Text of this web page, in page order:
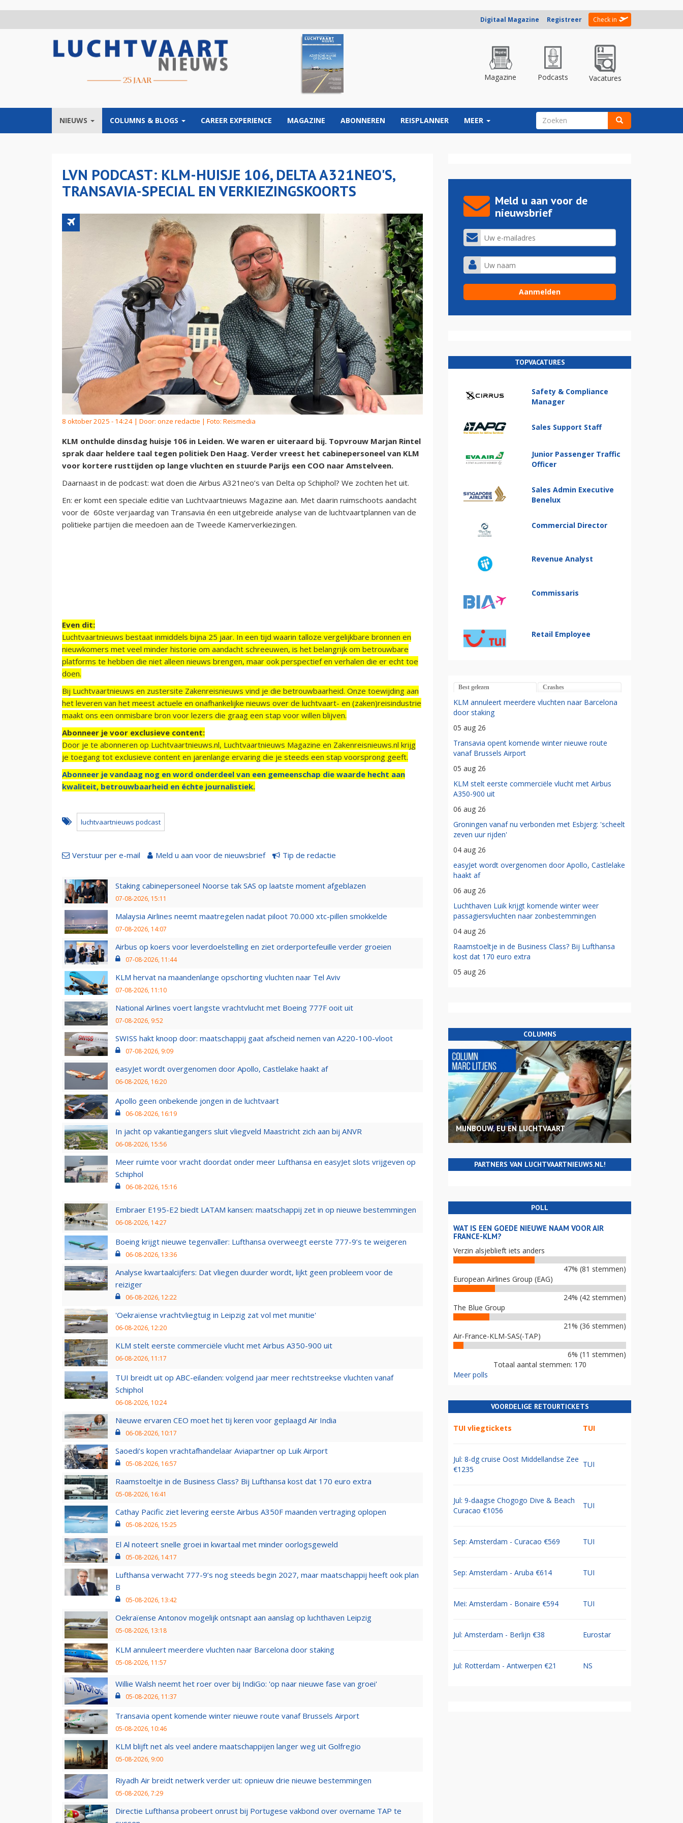
Digitaal Magazine Registreer Check in
Magazine Podcasts Vacatures
NIEUWS COLUMNS & BLOGS CAREER EXPERIENCE MAGAZINE ABONNEREN REISPLANNER MEER ZOEKVELD
LVN PODCAST: KLM-HUISJE 106, DELTA A321NEO'S,
TRANSAVIA-SPECIAL EN VERKIEZINGSKOORTS
8 oktober 2025 - 14:24 | Door: onze redactie | Foto: Reismedia
KLM onthulde dinsdag huisje 106 in Leiden. We waren er uiteraard bij. Topvrouw Marjan Rintel
sprak daar heldere taal tegen politiek Den Haag. Verder vreest het cabinepersoneel van KLM
voor kortere rusttijden op lange vluchten en stuurde Parijs een COO naar Amstelveen.
Daarnaast in de podcast: wat doen die Airbus A321neo’s van Delta op Schiphol? We zochten het uit.
En: er komt een speciale editie van Luchtvaartnieuws Magazine aan. Met daarin ruimschoots aandacht
voor de 60ste verjaardag van Transavia én een uitgebreide analyse van de luchtvaartplannen van de
politieke partijen die meedoen aan de Tweede Kamerverkiezingen.
Even dit:
Luchtvaartnieuws bestaat inmiddels bijna 25 jaar. In een tijd waarin talloze vergelijkbare bronnen en
nieuwkomers met veel minder historie om aandacht schreeuwen, is het belangrijk om betrouwbare
platforms te hebben die niet alleen nieuws brengen, maar ook perspectief en verhalen die er echt toe
doen.
Bij Luchtvaartnieuws en zustersite Zakenreisnieuws vind je die betrouwbaarheid. Onze toewijding aan
het leveren van het meest actuele en onafhankelijke nieuws over de luchtvaart- en (zaken)reisindustrie
maakt ons een onmisbare bron voor lezers die graag een stap voor willen blijven.
Abonneer je voor exclusieve content:
Door je te abonneren op Luchtvaartnieuws.nl, Luchtvaartnieuws Magazine en Zakenreisnieuws.nl krijg
je toegang tot exclusieve content en jarenlange ervaring die je steeds een stap voorsprong geeft.
Abonneer je vandaag nog en word onderdeel van een gemeenschap die waarde hecht aan
kwaliteit, betrouwbaarheid en échte journalistiek.
luchtvaartnieuws podcast
Verstuur per e-mail Meld u aan voor de nieuwsbrief Tip de redactie
Staking cabinepersoneel Noorse tak SAS op laatste moment afgeblazen
07-08-2026, 15:11
Malaysia Airlines neemt maatregelen nadat piloot 70.000 xtc-pillen smokkelde
07-08-2026, 14:07
Airbus op koers voor leverdoelstelling en ziet orderportefeuille verder groeien
07-08-2026, 11:44
KLM hervat na maandenlange opschorting vluchten naar Tel Aviv
07-08-2026, 11:10
National Airlines voert langste vrachtvlucht met Boeing 777F ooit uit
07-08-2026, 9:52
SWISS hakt knoop door: maatschappij gaat afscheid nemen van A220-100-vloot
07-08-2026, 9:09
easyJet wordt overgenomen door Apollo, Castlelake haakt af
06-08-2026, 16:20
Apollo geen onbekende jongen in de luchtvaart
06-08-2026, 16:19
In jacht op vakantiegangers sluit vliegveld Maastricht zich aan bij ANVR
06-08-2026, 15:56
Meer ruimte voor vracht doordat onder meer Lufthansa en easyJet slots vrijgeven op
Schiphol
06-08-2026, 15:16
Embraer E195-E2 biedt LATAM kansen: maatschappij zet in op nieuwe bestemmingen
06-08-2026, 14:27
Boeing krijgt nieuwe tegenvaller: Lufthansa overweegt eerste 777-9’s te weigeren
06-08-2026, 13:36
Analyse kwartaalcijfers: Dat vliegen duurder wordt, lijkt geen probleem voor de
reiziger
06-08-2026, 12:22
'Oekraïense vrachtvliegtuig in Leipzig zat vol met munitie'
06-08-2026, 12:20
KLM stelt eerste commerciële vlucht met Airbus A350-900 uit
06-08-2026, 11:17
TUI breidt uit op ABC-eilanden: volgend jaar meer rechtstreekse vluchten vanaf
Schiphol
06-08-2026, 10:24
Nieuwe ervaren CEO moet het tij keren voor geplaagd Air India
06-08-2026, 10:17
Saoedi’s kopen vrachtafhandelaar Aviapartner op Luik Airport
05-08-2026, 16:57
Raamstoeltje in de Business Class? Bij Lufthansa kost dat 170 euro extra
05-08-2026, 16:41
Cathay Pacific ziet levering eerste Airbus A350F maanden vertraging oplopen
05-08-2026, 15:25
El Al noteert snelle groei in kwartaal met minder oorlogsgeweld
05-08-2026, 14:17
Lufthansa verwacht 777-9’s nog steeds begin 2027, maar maatschappij heeft ook plan
B
05-08-2026, 13:42
Oekraïense Antonov mogelijk ontsnapt aan aanslag op luchthaven Leipzig
05-08-2026, 13:18
KLM annuleert meerdere vluchten naar Barcelona door staking
05-08-2026, 11:57
Willie Walsh neemt het roer over bij IndiGo: 'op naar nieuwe fase van groei'
05-08-2026, 11:37
Transavia opent komende winter nieuwe route vanaf Brussels Airport
05-08-2026, 10:46
KLM blijft net als veel andere maatschappijen langer weg uit Golfregio
05-08-2026, 9:00
Riyadh Air breidt netwerk verder uit: opnieuw drie nieuwe bestemmingen
05-08-2026, 7:29
Directie Lufthansa probeert onrust bij Portugese vakbond over overname TAP te
Meld u aan voor de
nieuwsbrief
TOPVACATURES
Safety & Compliance
Manager
Sales Support Staff
Junior Passenger Traffic
Officer
Sales Admin Executive
Benelux
Commercial Director
Revenue Analyst
Commissaris
Retail Employee
Best gelezen Crashes
KLM annuleert meerdere vluchten naar Barcelona
door staking
05 aug 26
Transavia opent komende winter nieuwe route
vanaf Brussels Airport
05 aug 26
KLM stelt eerste commerciële vlucht met Airbus
A350-900 uit
06 aug 26
Groningen vanaf nu verbonden met Esbjerg: 'scheelt
zeven uur rijden'
04 aug 26
easyJet wordt overgenomen door Apollo, Castlelake
haakt af
06 aug 26
Luchthaven Luik krijgt komende winter weer
passagiersvluchten naar zonbestemmingen
04 aug 26
Raamstoeltje in de Business Class? Bij Lufthansa
kost dat 170 euro extra
05 aug 26
COLUMNS
MIJNBOUW, EU EN LUCHTVAART
PARTNERS VAN LUCHTVAARTNIEUWS.NL!
POLL
WAT IS EEN GOEDE NIEUWE NAAM VOOR AIR
FRANCE-KLM?
Verzin alsjeblieft iets anders
47% (81 stemmen)
European Airlines Group (EAG)
24% (42 stemmen)
The Blue Group
21% (36 stemmen)
Air-France-KLM-SAS(-TAP)
6% (11 stemmen)
Totaal aantal stemmen: 170
Meer polls
VOORDELIGE RETOURTICKETS
TUI vliegtickets TUI
Jul: 8-dg cruise Oost Middellandse Zee
€1235
TUI
Jul: 9-daagse Chogogo Dive & Beach
Curacao €1056
TUI
Sep: Amsterdam - Curacao €569 TUI
Sep: Amsterdam - Aruba €614 TUI
Mei: Amsterdam - Bonaire €594 TUI
Jul: Amsterdam - Berlijn €38 Eurostar
Jul: Rotterdam - Antwerpen €21 NS